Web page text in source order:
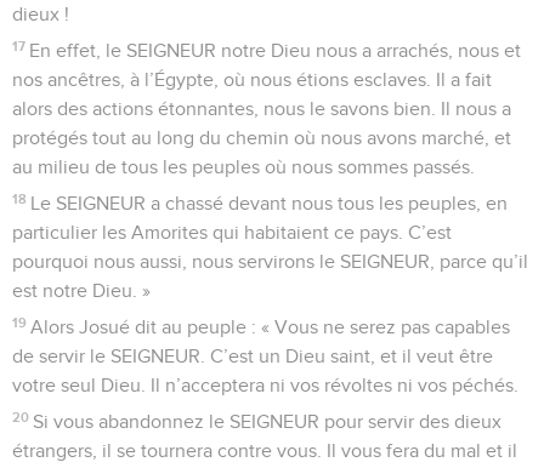
dieux !
17 En effet, le SEIGNEUR notre Dieu nous a arrachés, nous et
nos ancêtres, à l’Égypte, où nous étions esclaves. Il a fait
alors des actions étonnantes, nous le savons bien. Il nous a
protégés tout au long du chemin où nous avons marché, et
au milieu de tous les peuples où nous sommes passés.
18 Le SEIGNEUR a chassé devant nous tous les peuples, en
particulier les Amorites qui habitaient ce pays. C’est
pourquoi nous aussi, nous servirons le SEIGNEUR, parce qu’il
est notre Dieu. »
19 Alors Josué dit au peuple : « Vous ne serez pas capables
de servir le SEIGNEUR. C’est un Dieu saint, et il veut être
votre seul Dieu. Il n’acceptera ni vos révoltes ni vos péchés.
20 Si vous abandonnez le SEIGNEUR pour servir des dieux
étrangers, il se tournera contre vous. Il vous fera du mal et il